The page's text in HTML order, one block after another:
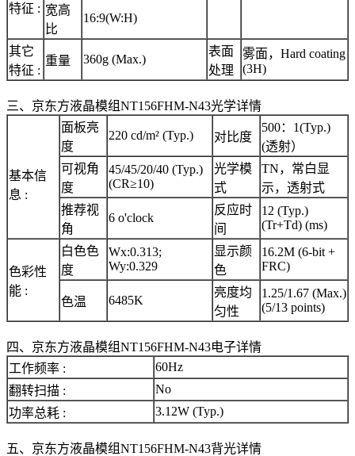
特征 : 宽高
比
16:9(W:H)
其它
特征 :
重量 360g (Max.)
表面
处理
雾面，Hard coating
(3H)
三、京东方液晶模组NT156FHM-N43光学详情
基本信
息 :
面板亮
度
220 cd/m² (Typ.) 对比度
500：1(Typ.)
(透射）
可视角
度
45/45/20/40 (Typ.)
(CR≥10)
光学模
式
TN，常白显
示，透射式
推荐视
角
6 o'clock
反应时
间
12 (Typ.)
(Tr+Td) (ms)
色彩性
能 :
白色色
度
Wx:0.313;
Wy:0.329
显示颜
色
16.2M (6-bit +
FRC)
色温 6485K
亮度均
匀性
1.25/1.67 (Max.)
(5/13 points)
四、京东方液晶模组NT156FHM-N43电子详情
工作频率 :
60Hz
翻转扫描 :
No
功率总耗 :
3.12W (Typ.)
五、京东方液晶模组NT156FHM-N43背光详情